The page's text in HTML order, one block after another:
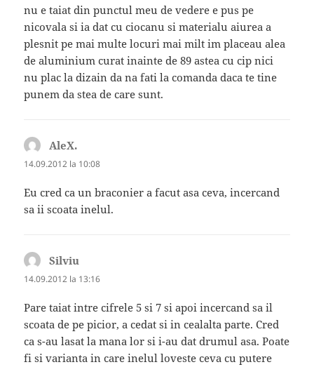
nu e taiat din punctul meu de vedere e pus pe
nicovala si ia dat cu ciocanu si materialu aiurea a
plesnit pe mai multe locuri mai milt im placeau alea
de aluminium curat inainte de 89 astea cu cip nici
nu plac la dizain da na fati la comanda daca te tine
punem da stea de care sunt.
AleX.
14.09.2012 la 10:08
Eu cred ca un braconier a facut asa ceva, incercand
sa ii scoata inelul.
Silviu
14.09.2012 la 13:16
Pare taiat intre cifrele 5 si 7 si apoi incercand sa il
scoata de pe picior, a cedat si in cealalta parte. Cred
ca s-au lasat la mana lor si i-au dat drumul asa. Poate
fi si varianta in care inelul loveste ceva cu putere